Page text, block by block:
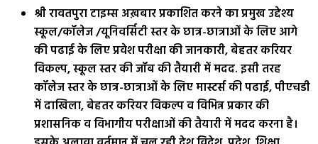
श्री रावतपुरा टाइम्स अख़बार प्रकाशित करने का प्रमुख उद्देश्य
स्कूल/कॉलेज /यूनिवर्सिटी स्तर के छात्र-छात्राओं के लिए आगे
की पढाई के लिए प्रवेश परीक्षा की जानकारी, बेहतर करियर
विकल्प, स्कूल स्तर की जॉब की तैयारी में मदद. इसी तरह
कॉलेज स्तर के छात्र-छात्राओं के लिए मास्टर्स की पढाई, पीएचडी
में दाखिला, बेहतर करियर विकल्प व विभिन्न प्रकार की
प्रशासनिक व विभागीय परीक्षाओं की तैयारी में मदद करना है।